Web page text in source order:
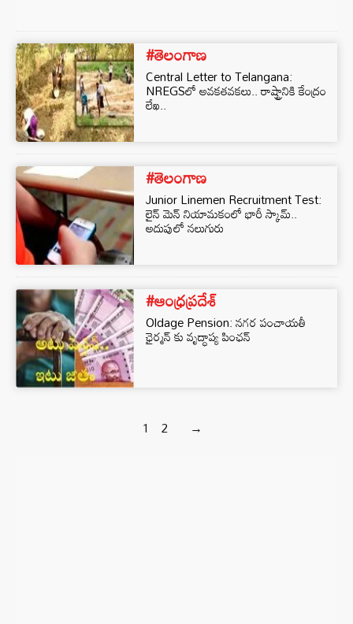
#తెలంగాణ
Central Letter to Telangana:
NREGSలో అవకతవకలు.. రాష్ట్రానికి కేంద్రం
లేఖ..
#తెలంగాణ
Junior Linemen Recruitment Test:
లైన్‌ మెన్‌ నియామకంలో భారీ స్కామ్‌..
అదుపులో నలుగురు
#ఆంధ్రప్రదేశ్
Oldage Pension: నగర పంచాయతీ
ఛైర్మన్ కు వృద్ధాప్య పింఛన్
1 2 →